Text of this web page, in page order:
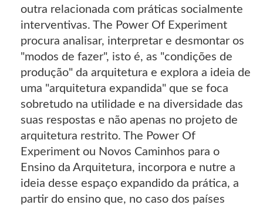
outra relacionada com práticas socialmente
interventivas. The Power Of Experiment
procura analisar, interpretar e desmontar os
"modos de fazer", isto é, as "condições de
produção" da arquitetura e explora a ideia de
uma "arquitetura expandida" que se foca
sobretudo na utilidade e na diversidade das
suas respostas e não apenas no projeto de
arquitetura restrito. The Power Of
Experiment ou Novos Caminhos para o
Ensino da Arquitetura, incorpora e nutre a
ideia desse espaço expandido da prática, a
partir do ensino que, no caso dos países